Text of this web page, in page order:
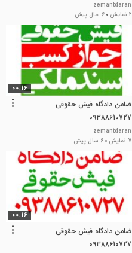
zemantdaran
2 نمایش
6 سال پیش
00:16
ضامن دادگاه فیش حقوقی
09388610727
zemantdaran
7 نمایش
6 سال پیش
00:16
ضامن دادگاه فیش حقوقی
09388610727